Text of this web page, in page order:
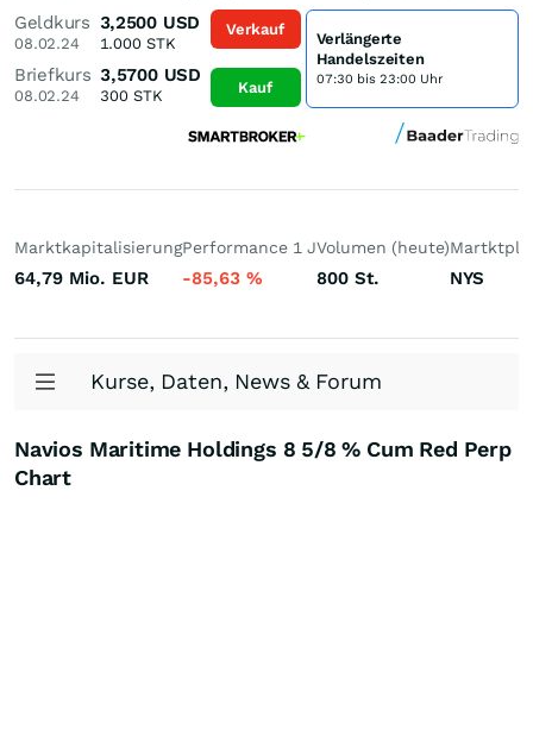
Geldkurs
08.02.24
3,2500 USD
1.000STK
Briefkurs
08.02.24
3,5700 USD
300STK
Verkauf
Kauf
Verlängerte
Handelszeiten
07:30 bis 23:00 Uhr
Marktkapitalisierung
64,79 Mio. EUR
Performance 1 J
-85,63 %
Volumen (heute)
800 St. NYS
Kurse, Daten, News & Forum
Navios Maritime Holdings 8 5/8 % Cum Red Perp
Chart